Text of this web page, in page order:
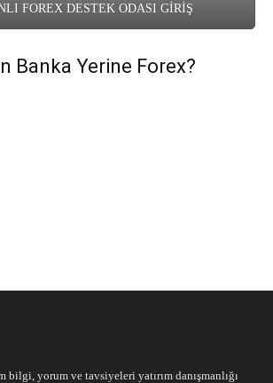
FOREX DESTEK ODASI GİRİŞ
Banka Yerine Forex?
bilgi, yorum ve tavsiyeleri yatırım danışmanlığı